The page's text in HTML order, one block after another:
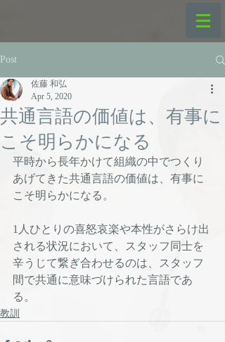
Post
共通言語の価値は、有事に
こそ明らかになる
佐藤 和弘
Apr 5, 2020
平時から長年かけて組織の中でつくり
あげてきた共通言語の価値は、有事に
こそ明らかになる。
1人ひとりの喜怒哀楽や本性がさらけ出
される状況において、スタッフ同士を
辛うじて繋ぎ合わせるのは、スタッフ
間で共通に意味づけられた言語であ
る。
教訓